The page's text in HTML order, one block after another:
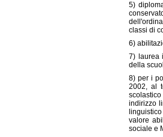
5)
classi di
6)
7) laurea
della
8) per i
2002, al
indirizzo
valore
sociale e